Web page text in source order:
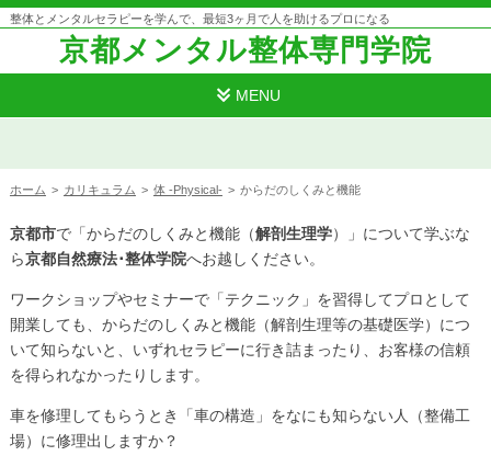
整体とメンタルセラピーを学んで、最短3ヶ月で人を助けるプロになる
京都メンタル整体専門学院
MENU
ホーム > カリキュラム > 体 -Physical- > からだのしくみと機能
京都市で「からだのしくみと機能（解剖生理学）」について学ぶな
ら京都自然療法･整体学院へお越しください。
ワークショップやセミナーで「テクニック」を習得してプロとして
開業しても、からだのしくみと機能（解剖生理等の基礎医学）につ
いて知らないと、いずれセラピーに行き詰まったり、お客様の信頼
を得られなかったりします。
車を修理してもらうとき「車の構造」をなにも知らない人（整備工
場）に修理出しますか？